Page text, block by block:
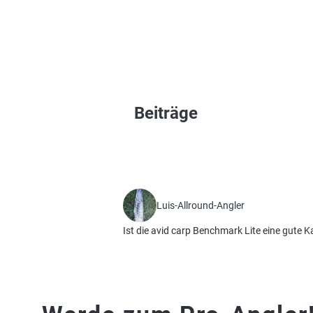
Beiträge
Luis-Allround-Angler
Ist die avid carp Benchmark Lite eine gute